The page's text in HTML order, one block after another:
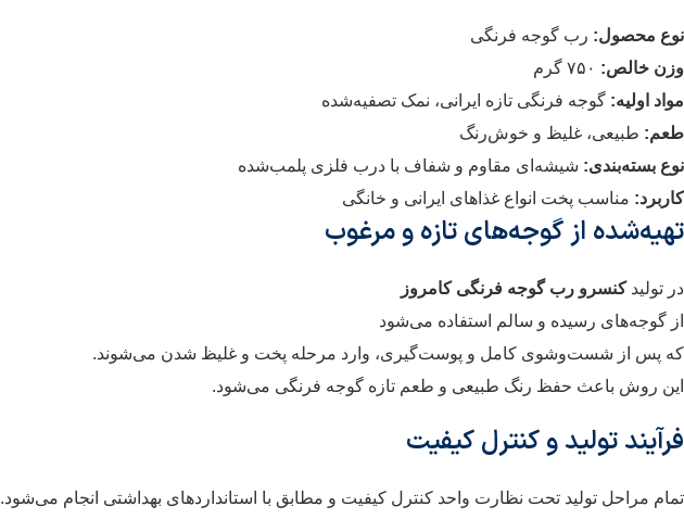
نوع محصول: رب گوجه فرنگی
وزن خالص:
مواد اولیه: گوجه فرنگی تازه ایرانی، نمک تصفیه‌شده
طعم: طبیعی، غلیظ و خوش‌رنگ
نوع بسته‌بندی: شیشه‌ای مقاوم و شفاف با درب فلزی پلمب‌شده
کاربرد: مناسب پخت انواع غذاهای ایرانی و خانگی
تهیه‌شده از گوجه‌های تازه و مرغوب
در تولیدکنسرو رب گوجه فرنگی کامروز
از گوجه‌های رسیده و سالم استفاده می‌شود
که پس از شست‌وشوی کامل و پوست‌گیری، وارد مرحله پخت و غلیظ شدن می‌شوند.
این روش باعث حفظ رنگ طبیعی و طعم تازه گوجه فرنگی می‌شود.
فرآیند تولید و کنترل کیفیت
تمام مراحل تولید تحت نظارت واحد کنترل کیفیت و مطابق با استانداردهای بهداشتی انجام می‌شود.